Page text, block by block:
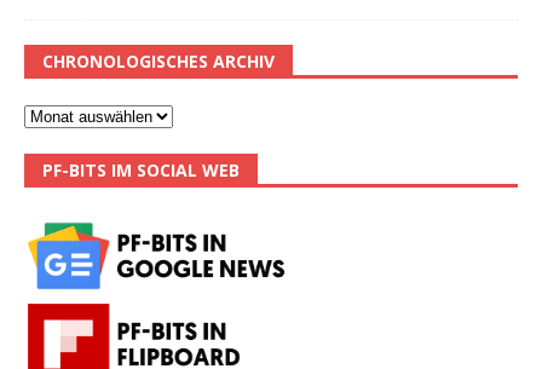
CHRONOLOGISCHES ARCHIV
PF-BITS IM SOCIAL WEB